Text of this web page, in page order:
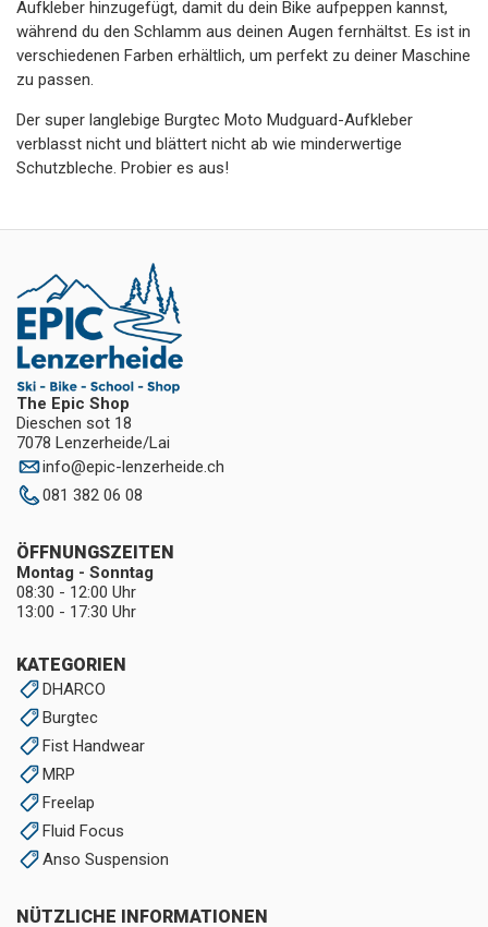
Aufkleber hinzugefügt, damit du dein Bike aufpeppen kannst,
während du den Schlamm aus deinen Augen fernhältst. Es ist in
verschiedenen Farben erhältlich, um perfekt zu deiner Maschine
zu passen.
Der super langlebige Burgtec Moto Mudguard-Aufkleber
verblasst nicht und blättert nicht ab wie minderwertige
Schutzbleche. Probier es aus!
The Epic Shop
Dieschen sot 18
7078 Lenzerheide/Lai
info@epic-lenzerheide.ch
081 382 06 08
KATEGORIEN
DHARCO
Burgtec
Fist Handwear
MRP
Freelap
Fluid Focus
Anso Suspension
NÜTZLICHE INFORMATIONEN
ÖFFNUNGSZEITEN
Montag - Sonntag
08:30 - 12:00 Uhr
13:00 - 17:30 Uhr